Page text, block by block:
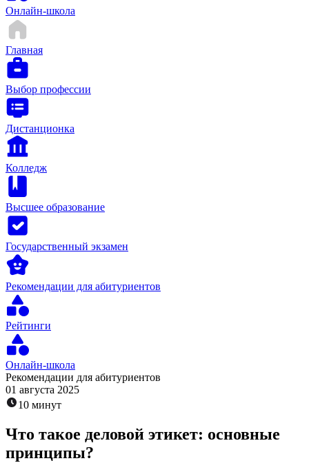
Онлайн-школа
Главная
Выбор профессии
Дистанционка
Колледж
Высшее образование
Государственный экзамен
Рекомендации для абитуриентов
Рейтинги
Онлайн-школа
Рекомендации для абитуриентов
01 августа 2025
10 минут
Что такое деловой этикет: основные
принципы?